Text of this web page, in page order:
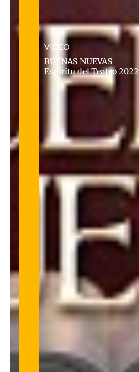
VIDEO
BUENAS NUEVAS
Espíritu del Teatro 2022